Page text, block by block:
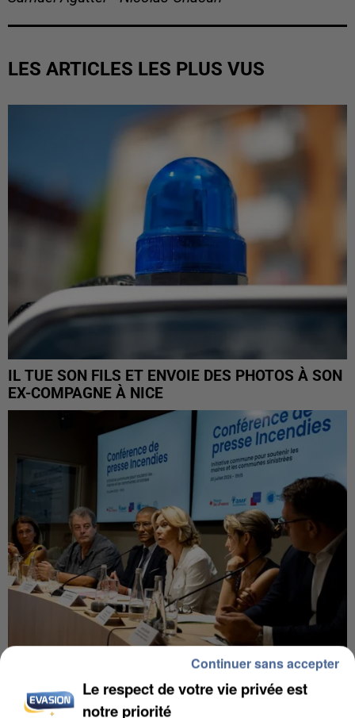
LES ARTICLES LES PLUS VUS
IL TUE SON FILS ET ENVOIE DES PHOTOS À SON
EX-COMPAGNE À NICE
INCENDIES : L’ÎLE-DE-FRANCE LANCE UN ÉLAN
DE SOLIDARITÉ AVEC LES...
Le respect de votre vie privée est
notre priorité
Continuer sans accepter